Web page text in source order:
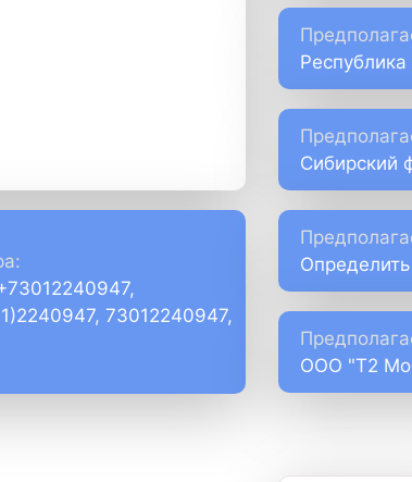
Республика
Сибирский
73012240947,
ООО "Т2